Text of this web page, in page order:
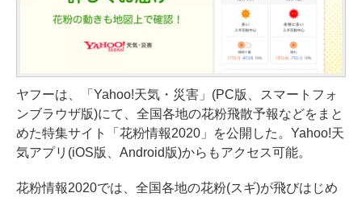
ヤフーは、「Yahoo!天気・災害」(PC版、スマートフォ
ンブラウザ版)にて、全国各地の花粉飛散予報などをまと
めた特集サイト「花粉情報2020」を公開した。Yahoo!天
気アプリ(iOS版、Android版)からもアクセス可能。
花粉情報2020では、全国各地の花粉(スギ)が飛びはじめ